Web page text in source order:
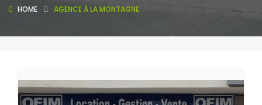
HOME AGENCE À LA MONTAGNE